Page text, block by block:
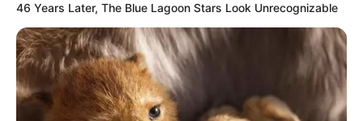
46 Years Later, The Blue Lagoon Stars Look Unrecognizable